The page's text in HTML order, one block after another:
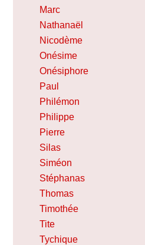
Marc
Nathanaël
Nicodème
Onésime
Onésiphore
Paul
Philémon
Philippe
Pierre
Silas
Siméon
Stéphanas
Thomas
Timothée
Tite
Tychique